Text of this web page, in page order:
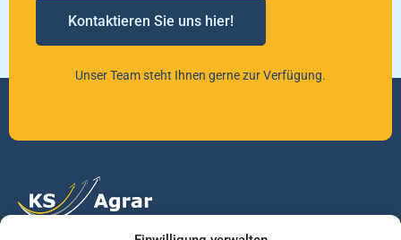
Kontaktieren Sie uns hier!
Unser Team steht Ihnen gerne zur Verfügung.